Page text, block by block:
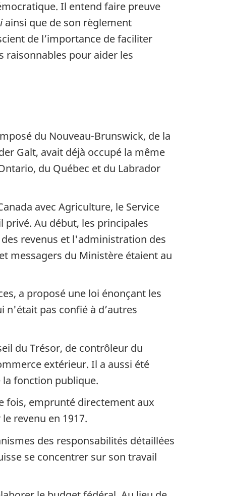
Il entend faire preuve
ainsi que de son règlement
de l’importance de faciliter
raisonnables pour aider les
du Nouveau-Brunswick, de la
Galt, avait déjà occupé la même
du Québec et du Labrador
avec Agriculture, le Service
privé. Au début, les principales
revenus et l'administration des
messagers du Ministère étaient au
a proposé une loi énonçant les
n'était pas confié à d’autres
du Trésor, de contrôleur du
extérieur. Il a aussi été
la fonction publique.
fois, emprunté directement aux
revenu en 1917.
des responsabilités détaillées
se concentrer sur son travail